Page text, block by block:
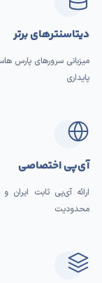
دیتاسنترهای برتر
میزبانی سرورهای پارس
پایداری
آی‌پی اختصاصی
ارائه آی‌پی ثابت
محدودیت